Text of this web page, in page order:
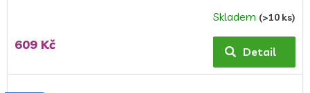
Skladem (>10 ks)
609 Kč Detail